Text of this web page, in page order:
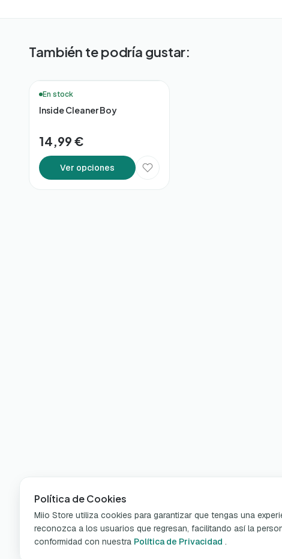
También te podría gustar:
En stock
Inside Cleaner Boy
14,99 €
Ver opciones
Política de Cookies
Miio Store utiliza cookies para garantizar que tengas una
reconozca a los usuarios que regresan, facilitando así la
conformidad con nuestra Política de Privacidad .